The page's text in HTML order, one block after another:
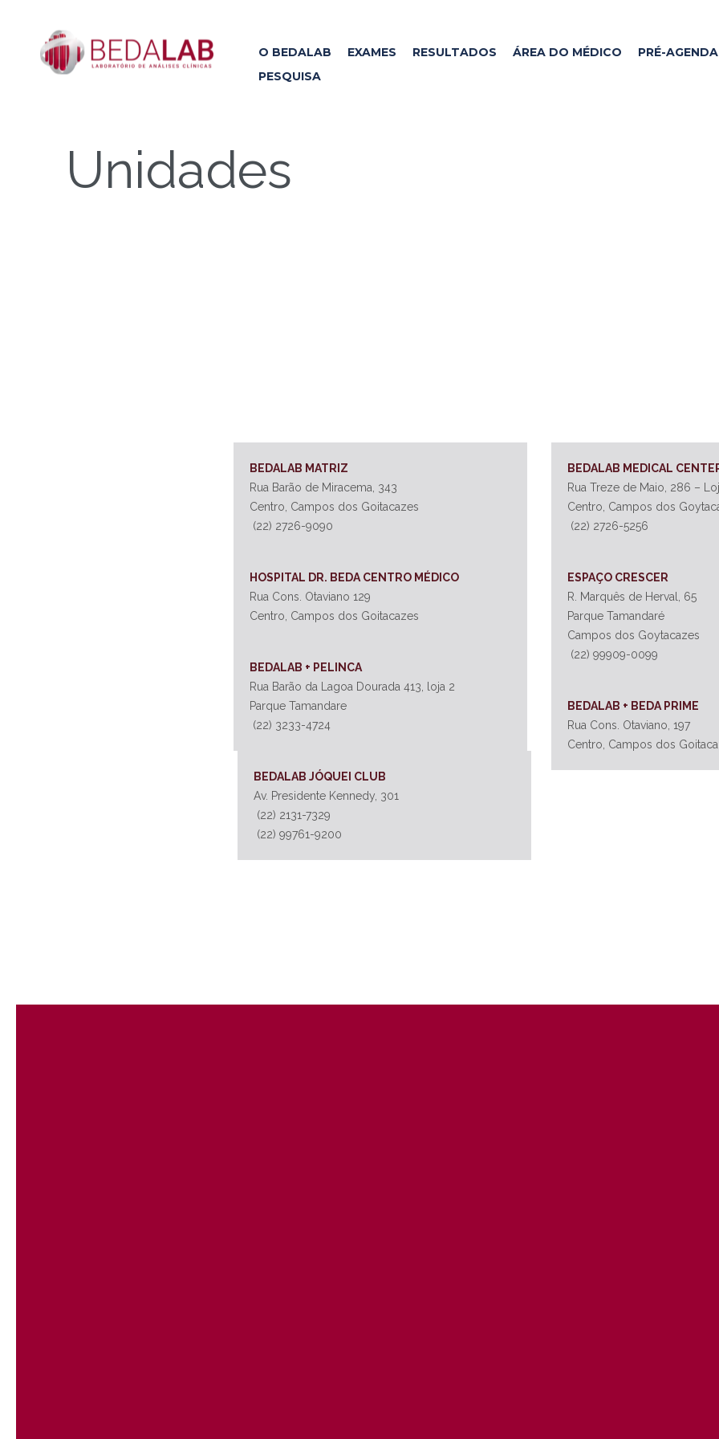
O BEDALAB EXAMES RESULTADOS ÁREA DO MÉDICO
PRÉ-
PESQUISA
Unidades
BEDALAB MATRIZ
Rua Barão de Miracema, 343
Centro, Campos dos Goitacazes
(22) 2726-9090
HOSPITAL DR. BEDA CENTRO MÉDICO
Rua Cons. Otaviano 129
Centro, Campos dos Goitacazes
BEDALAB + PELINCA
Rua Barão da Lagoa Dourada 413, loja 2
Parque Tamandare
(22) 3233-4724
BEDALAB JÓQUEI CLUB
Av. Presidente Kennedy, 301
(22) 2131-7329
(22) 99761-9200
BEDALAB MEDICAL
Rua Treze de Maio, 286 –
Centro, Campos dos
(22) 2726-5256
ESPAÇO CRESCER
R. Marquês de Herval, 65
Parque Tamandaré
Campos dos Goytacazes
(22) 99909-0099
BEDALAB + BEDA PRIME
Rua Cons. Otaviano, 197
Centro, Campos dos